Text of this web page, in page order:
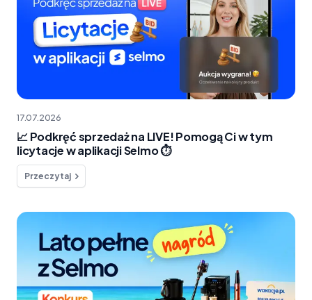
17.07.2026
📈 Podkręć sprzedaż na LIVE! Pomogą Ci w tym
licytacje w aplikacji Selmo ⏱️
Przeczytaj